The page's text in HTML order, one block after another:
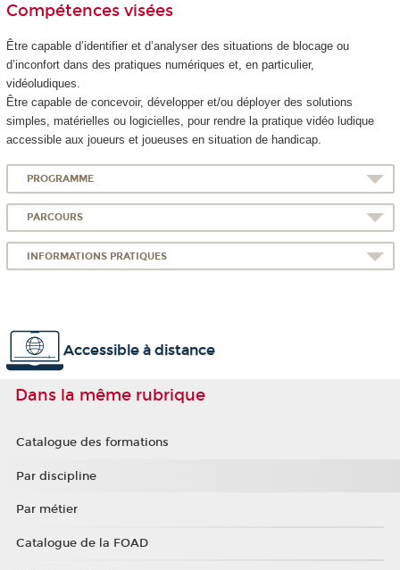
Compétences visées
Être capable d’identifier et d’analyser des situations de blocage ou
d’inconfort dans des pratiques numériques et, en particulier,
vidéoludiques.
Être capable de concevoir, développer et/ou déployer des solutions
simples, matérielles ou logicielles, pour rendre la pratique vidéo ludique
accessible aux joueurs et joueuses en situation de handicap.
PROGRAMME
PARCOURS
INFORMATIONS PRATIQUES
Accessible à distance
Dans la même rubrique
Catalogue des formations
Par discipline
Par métier
Catalogue de la FOAD